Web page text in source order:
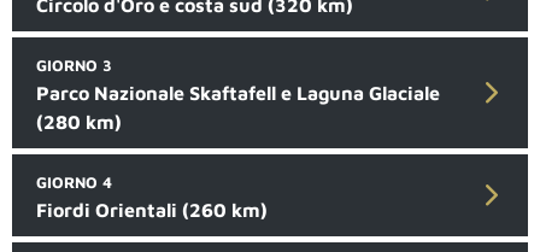
Circolo d'Oro e costa sud (320 km)
GIORNO 3
Parco Nazionale Skaftafell e Laguna Glaciale
(280 km)
GIORNO 4
Fiordi Orientali (260 km)